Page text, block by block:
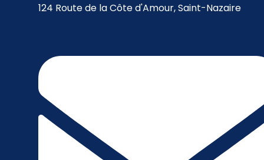
124 Route de la Côte d'Amour, Saint-Nazaire